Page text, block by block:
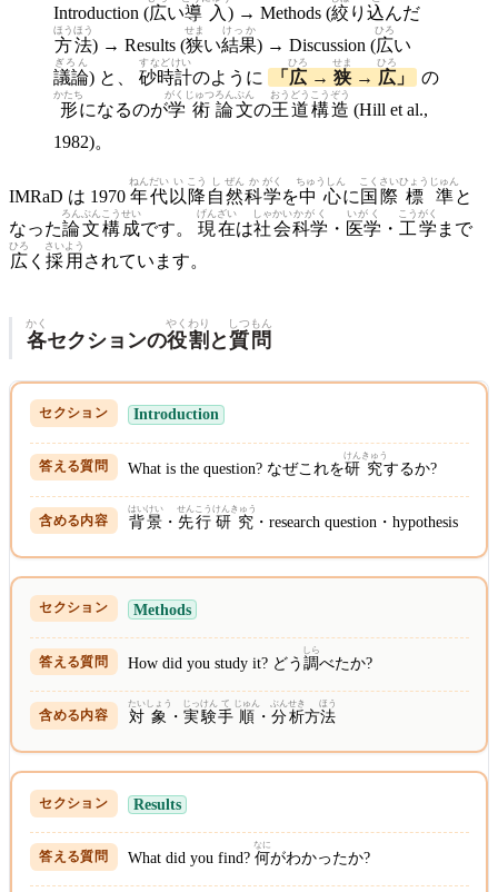
Introduction (広い導入 ) → Methods (絞 り 込んだ
方法
ほうほう
) → Results (狭
せま
い結果
けっか
) → Discussion (広
ひろ
い
議論
ぎろん
) と、 砂時計
すなどけい
のように 「 広
ひろ
→ 狭
せま
→ 広
ひろ
」
の
形
かたち
になるのが学術
がくじゅつ
論文
ろんぶん
の王道
おうどう
構造
こうぞう
(Hill et al.,
1982)。
IMRaD は 1970 年代
ねんだい
以
い
降
こう
自
し
然
ぜん
科
か
学
がく
を中心
ちゅうしん
に 国際
こくさい
標
ひょう
準
じゅん
と
なった論文
ろんぶん
構成
こうせい
です。 現在
げんざい
は社会
しゃかい
科学
かがく
・ 医学
いがく
・ 工学
こうがく
まで
広
ひろ
く 採
さい
用
よう
されています。
各
かく
セクションの役割
やくわり
と質問
しつもん
Introduction
What is the question? なぜこれを研
けん
究
きゅう
するか?
背景
はいけい
・先
せん
行
こう
研究
けんきゅう
・research question・hypothesis
Methods
How did you study it? どう調
しら
べたか?
対
たい
象
しょう
・実験
じっけん
手
て
順
じゅん
・分
ぶん
析
せき
方法
ほう
Results
What did you find?何
なに
がわかったか?